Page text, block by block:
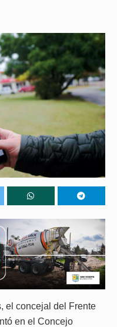
el concejal del Frente
en el Concejo